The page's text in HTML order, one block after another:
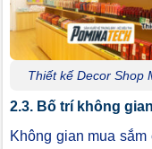
Thiết kế Decor Shop
2.3. Bố trí không
Không gian mua